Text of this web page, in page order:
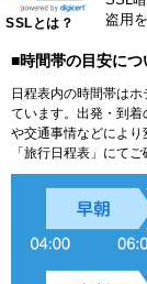
SSLとは？
盗用
■時間帯の目安につ
日程表内の時間帯は
ています。出発・到
や交通事情などによ
「旅行日程表」にてご